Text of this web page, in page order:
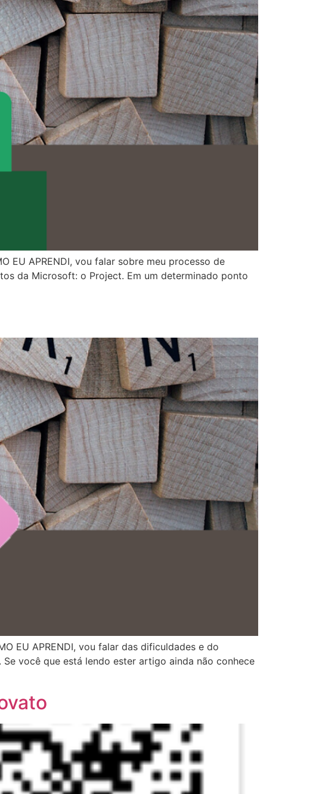
EU APRENDI, vou falar sobre meu processo de
da Microsoft: o Project. Em um determinado ponto
EU APRENDI, vou falar das dificuldades e do
você que está lendo ester artigo ainda não conhece